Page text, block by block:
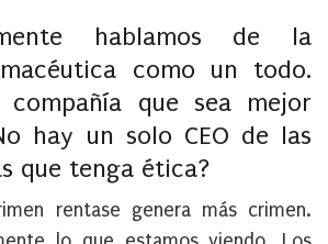
hablamos de la
como un todo.
compañía que sea mejor
hay un solo CEO de las
que tenga ética?
rentase genera más crimen.